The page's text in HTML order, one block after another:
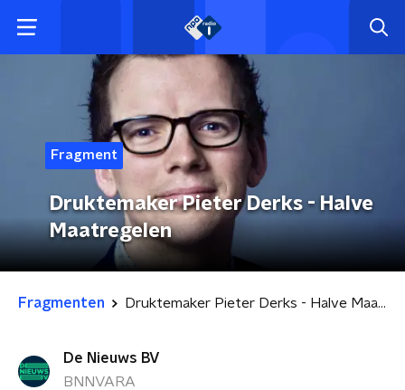
Fragment
Druktemaker Pieter Derks - Halve
Maatregelen
Fragmenten Druktemaker Pieter Derks - Halve Maatregelen
De Nieuws BV
BNNVARA